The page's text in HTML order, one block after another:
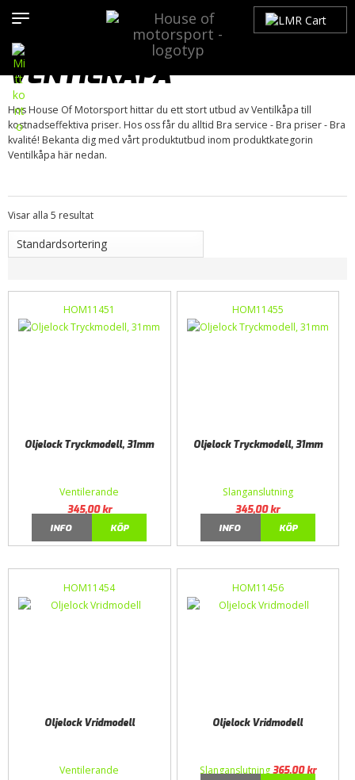
Bilmärken>Chevrolet Nova>Nova 75-79>
Motor / Tillbehör
Topplock> Ventilkåpa
VENTILKÅPA
Hos House Of Motorsport hittar du ett stort utbud av Ventilkåpa till
kostnadseffektiva priser. Hos oss får du alltid Bra service - Bra priser - Bra
kvalité! Bekanta dig med vårt produktutbud inom produktkategorin
Ventilkåpa här nedan.
Visar alla 5 resultat
HOM11451
Oljelock Tryckmodell, 31mm
Ventilerande
345,00kr
INFO
KÖP
HOM11455
Oljelock Tryckmodell, 31mm
Slanganslutning
345,00kr
INFO
KÖP
HOM11454
Oljelock Vridmodell
Ventilerande
HOM11456
Oljelock Vridmodell
Slanganslutning 365,00kr